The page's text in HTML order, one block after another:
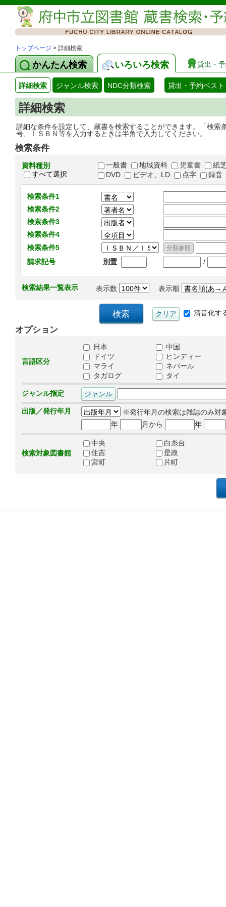
トップページ > 詳細検索
かんたん検索 いろいろ検索 貸出・
詳細検索 ジャンル検索 NDC分類検索 貸出・予約ベスト
詳細検索
詳細な条件を設定して、蔵書を検索することができます。「検
号、ＩＳＢＮ等を入力するときは半角で入力してください。
検索条件
資料種別
すべて選択
一般書 地域資料 児童書
紙
DVD
ビデオ、LD 点字 録音
検索条件1
検索条件2
検索条件3
検索条件4
検索条件5
請求記号
別置 /
検索結果一覧表示 表示数 表示順
清音化す
オプション
言語区分
日本
中国
ドイツ
ヒンディー
マライ
ネパール
タガログ
タイ
ジャンル指定
出版／発行年月
※発行年月の検索は雑誌のみ対
年
月から 年
検索対象図書館
中央
白糸台
住吉
是政
宮町
片町